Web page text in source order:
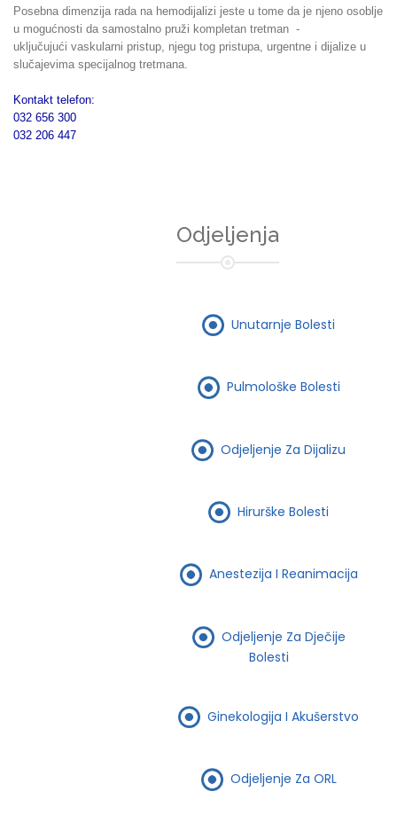
Posebna dimenzija rada na hemodijalizi jeste u tome da je njeno osoblje
u mogućnosti da samostalno pruži kompletan tretman -
uključujući vaskularni pristup, njegu tog pristupa, urgentne i dijalize u
slučajevima specijalnog tretmana.
Kontakt telefon:
032 656 300
032 206 447
Odjeljenja
Unutarnje Bolesti
Pulmološke Bolesti
Odjeljenje Za Dijalizu
Hirurške Bolesti
Anestezija I Reanimacija
Odjeljenje Za Dječije
Bolesti
Ginekologija I Akušerstvo
Odjeljenje Za ORL